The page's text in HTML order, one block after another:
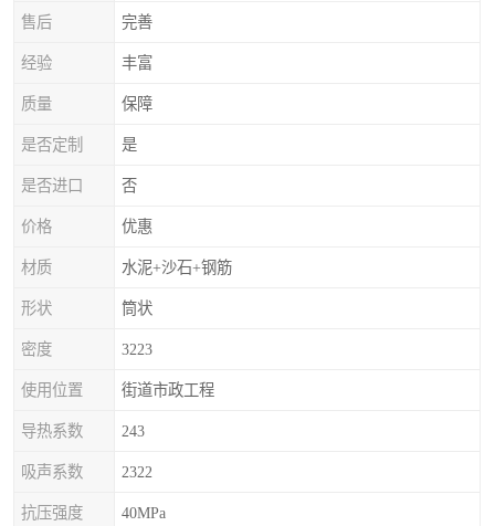
售后 完善
经验 丰富
质量 保障
是否定制 是
是否进口 否
价格 优惠
材质 水泥+沙石+钢筋
形状 筒状
密度 3223
使用位置 街道市政工程
导热系数 243
吸声系数 2322
抗压强度 40MPa